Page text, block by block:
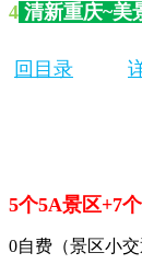
4 清新重庆~美
回目录
5个5A景区+7
0自费（景区小交